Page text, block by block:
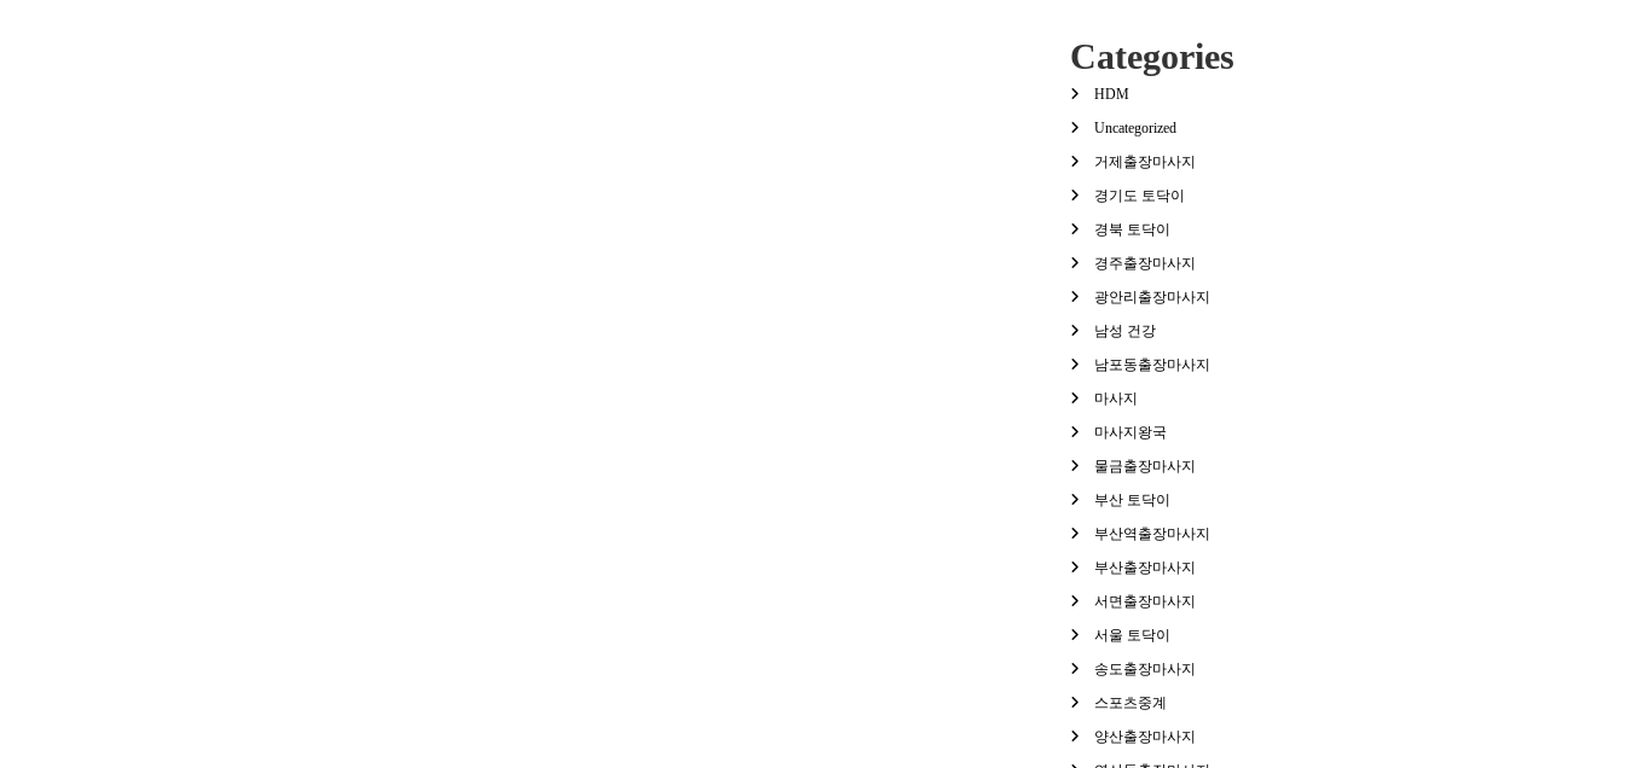
Categories
HDM
Uncategorized
거제출장마사지
경기도 토닥이
경북 토닥이
경주출장마사지
광안리출장마사지
남성 건강
남포동출장마사지
마사지
마사지왕국
물금출장마사지
부산 토닥이
부산역출장마사지
부산출장마사지
서면출장마사지
서울 토닥이
송도출장마사지
스포츠중계
양산출장마사지